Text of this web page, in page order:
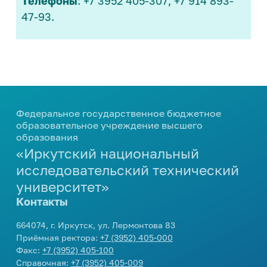
деятельность
Центр карьеры
Трудоустройство студентов
Мероприятия
Проекты
Творческие коллективы
Профилактика и оздоровление
Патриотика
Библиотека
ветеранах труда Иркутской
47-93.
Федеральное государственное бюджетное
образовательное учреждение высшего
образования
«Иркутский национальный
исследовательский технический
университет»
Контакты
664074, г. Иркутск, ул. Лермонтова 83
Приёмная ректора: +7 (3952) 405-000
Факс: +7 (3952) 405-100
Справочная: +7 (3952) 405-009